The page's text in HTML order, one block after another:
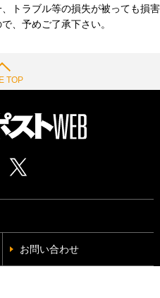
トラブル等の損失が被っても損害
、予めご了承下さい。
TOP
お問い合わせ